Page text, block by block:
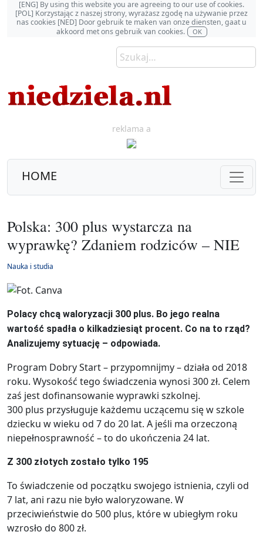
[ENG] By using this website you are agreeing to our use of cookies.
[POL] Korzystając z naszej strony, wyrażasz zgodę na używanie przez
nas cookies [NED] Door gebruik te maken van onze diensten, gaat u
akkoord met ons gebruik van cookies.
OK
reklama a
HOME
Polska: 300 plus wystarcza na
wyprawkę? Zdaniem rodziców – NIE
Nauka i studia
Polacy chcą waloryzacji 300 plus. Bo jego realna
wartość spadła o kilkadziesiąt procent. Co na to rząd?
Analizujemy sytuację – odpowiada.
Program Dobry Start – przypomnijmy – działa od 2018
roku. Wysokość tego świadczenia wynosi 300 zł. Celem
zaś jest dofinansowanie wyprawki szkolnej.
300 plus przysługuje każdemu uczącemu się w szkole
dziecku w wieku od 7 do 20 lat. A jeśli ma orzeczoną
niepełnosprawność – to do ukończenia 24 lat.
Z 300 złotych zostało tylko 195
To świadczenie od początku swojego istnienia, czyli od
7 lat, ani razu nie było waloryzowane. W
przeciwieństwie do 500 plus, które w ubiegłym roku
wzrosło do 800 zł.